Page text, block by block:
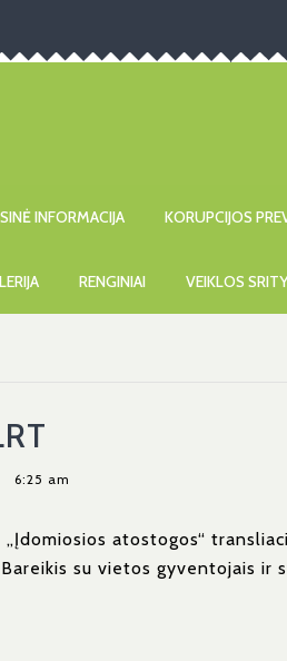
INFORMACIJA KORUPCIJOS
RENGINIAI VEIKLOS
Atostogos
Su
6:25 am
atostogos“
su vietos gyventojais ir